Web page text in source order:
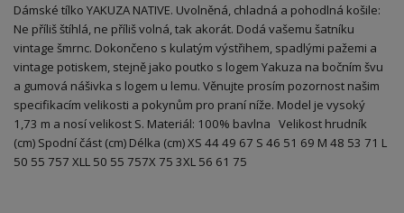
Dámské tílko YAKUZA NATIVE. Uvolněná, chladná a pohodlná košile:
Ne příliš štíhlá, ne příliš volná, tak akorát. Dodá vašemu šatníku
vintage šmrnc. Dokončeno s kulatým výstřihem, spadlými pažemi a
vintage potiskem, stejně jako poutko s logem Yakuza na bočním švu
a gumová nášivka s logem u lemu. Věnujte prosím pozornost našim
specifikacím velikosti a pokynům pro praní níže. Model je vysoký
1,73 m a nosí velikost S. Materiál: 100% bavlna Velikost hrudník
(cm) Spodní část (cm) Délka (cm) XS 44 49 67 S 46 51 69 M 48 53 71 L
50 55 757 XLL 50 55 757X 75 3XL 56 61 75